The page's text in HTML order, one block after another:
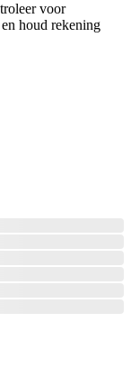
voor
houd rekening